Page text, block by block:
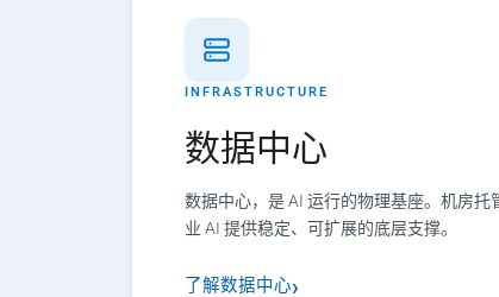
INFRASTRUCTURE
数据中心
数据中心，是 AI 运行的物理基座。机房
业 AI 提供稳定、可扩展的底层支撑。
了解数据中心